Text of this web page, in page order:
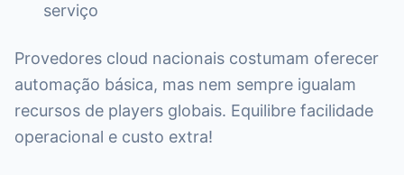
serviço
Provedores cloud nacionais costumam oferecer
automação básica, mas nem sempre igualam
recursos de players globais. Equilibre facilidade
operacional e custo extra!